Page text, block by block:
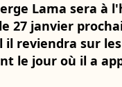
Lama sera à
27 janvier
reviendra sur
le jour où il a